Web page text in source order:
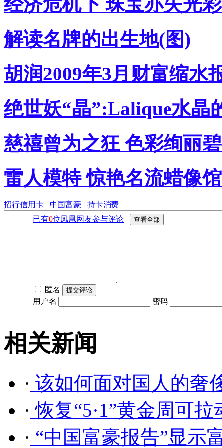
解读名牌的出生地(图)
胡润2009年3月财富缩水
绝世妖“晶”:Lalique水晶
慈禧曾为之狂 色彩绚丽
雷人模特 惊艳名流蜡像
招行信用卡 中国富豪
持卡消费
已有0位凤凰网友参与评论
匿名
用户名
密码
相关新闻
· 该如何面对国人的奢
· 恢复“5·1”黄金周可
· “中国富豪报告”显示